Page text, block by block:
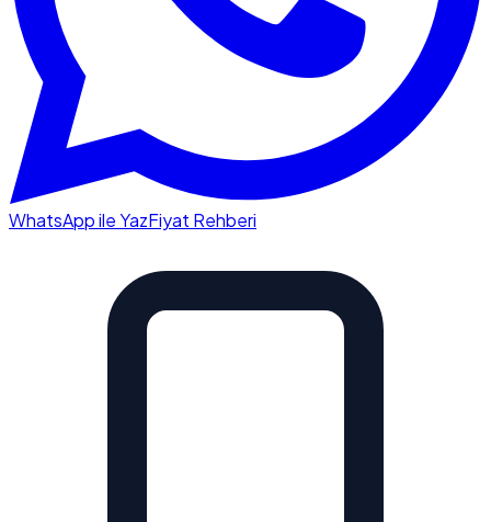
WhatsApp ile YazFiyat Rehberi